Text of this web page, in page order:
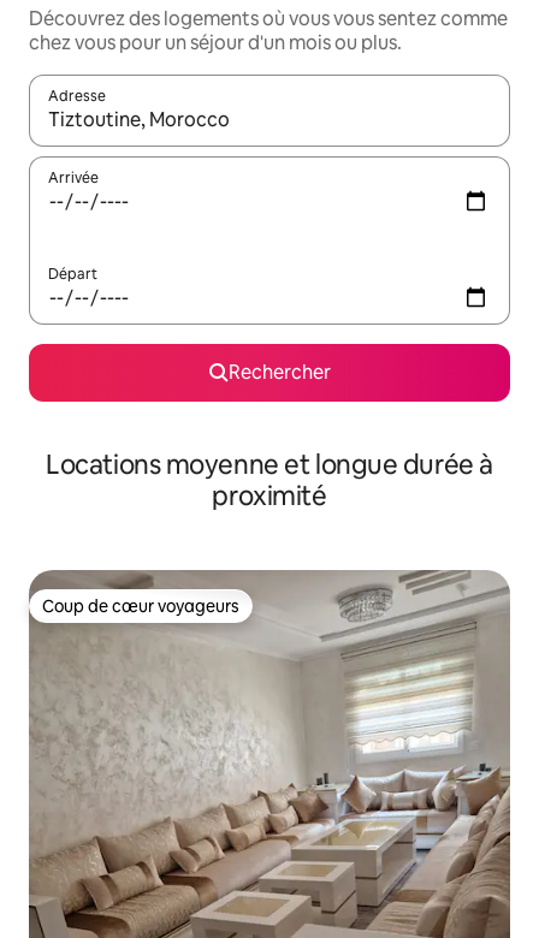
Découvrez des logements où vous vous sentez comme
chez vous pour un séjour d'un mois ou plus.
Adresse
Lorsque les résultats s'affichent, utilisez les flèches vers le
Arrivée
Départ
Rechercher
Locations moyenne et longue durée à
proximité
Coup de cœur voyageurs
Coup de cœur voyageurs